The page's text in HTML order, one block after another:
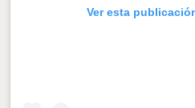
Ver esta